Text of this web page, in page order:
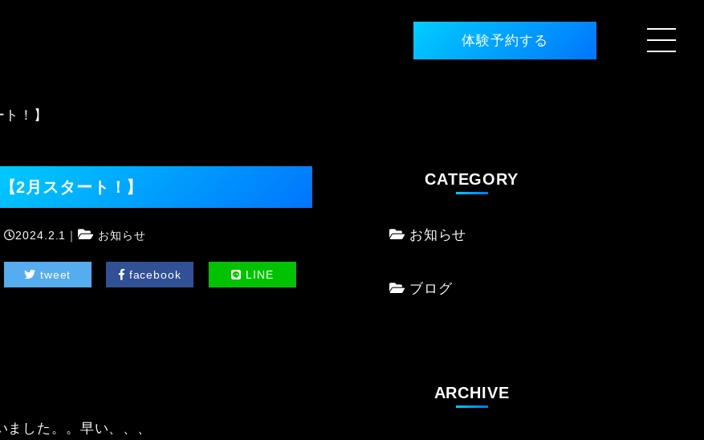
体験予約する
！】
【2月スタート！】
2024.2.1｜ お知らせ
tweet facebook LINE
した。。早い、、、
CATEGORY
お知らせ
ブログ
ARCHIVE